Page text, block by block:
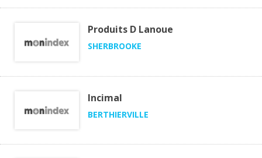
Produits D Lanoue
SHERBROOKE
Incimal
BERTHIERVILLE